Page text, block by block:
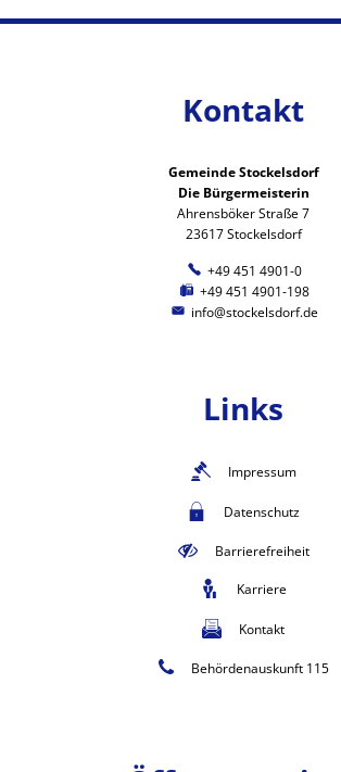
Kontakt
Gemeinde Stockelsdorf
Die Bürgermeisterin
Ahrensböker Straße 7
23617 Stockelsdorf
+49 451 4901-0
+49 451 4901-198
info@stockelsdorf.de
Links
Impressum
Datenschutz
Barrierefreiheit
Karriere
Kontakt
Behördenauskunft 115